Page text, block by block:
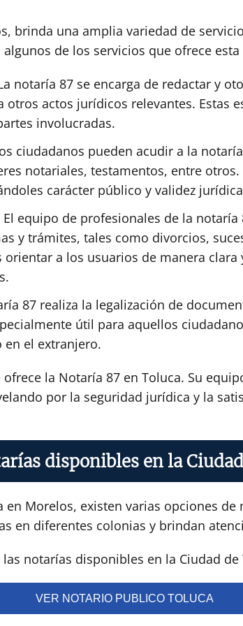
brinda una amplia variedad de
de los servicios que ofrece
notaría 87 se encarga de redactar y
actos jurídicos relevantes. Estas
involucradas.
ciudadanos pueden acudir a la
notariales, testamentos, entre
carácter público y validez
El equipo de profesionales de la
y trámites, tales como divorcios,
a los usuarios de manera
87 realiza la legalización de
útil para aquellos
en el extranjero.
la Notaría 87 en Toluca. Su
por la seguridad jurídica y la
disponibles en la
en Morelos, existen varias opciones
en diferentes colonias y brindan
notarías disponibles en la Ciudad de
VER NOTARIO PUBLICO TOLUCA